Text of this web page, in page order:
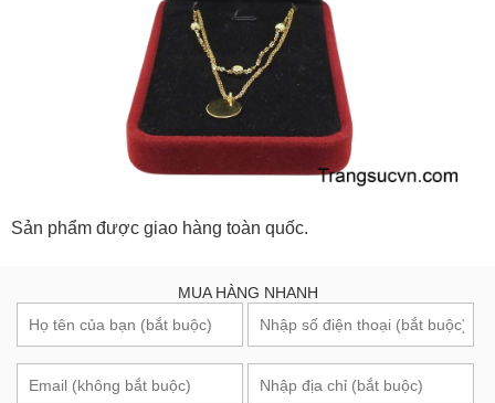
Sản phẩm được giao hàng toàn quốc.
MUA HÀNG NHANH